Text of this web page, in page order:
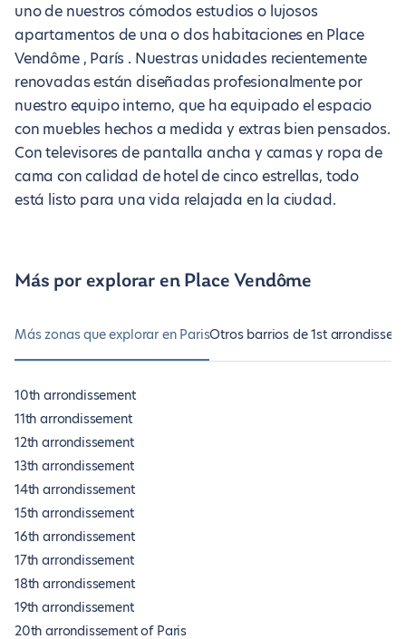
uno de nuestros cómodos estudios o lujosos
apartamentos de una o dos habitaciones en Place
Vendôme , París . Nuestras unidades recientemente
renovadas están diseñadas profesionalmente por
nuestro equipo interno, que ha equipado el espacio
con muebles hechos a medida y extras bien pensados.
Con televisores de pantalla ancha y camas y ropa de
cama con calidad de hotel de cinco estrellas, todo
está listo para una vida relajada en la ciudad.
Más por explorar en Place Vendôme
Más zonas que explorar en ParisOtros barrios de 1st
10th arrondissement
11th arrondissement
12th arrondissement
13th arrondissement
14th arrondissement
15th arrondissement
16th arrondissement
17th arrondissement
18th arrondissement
19th arrondissement
20th arrondissement of Paris